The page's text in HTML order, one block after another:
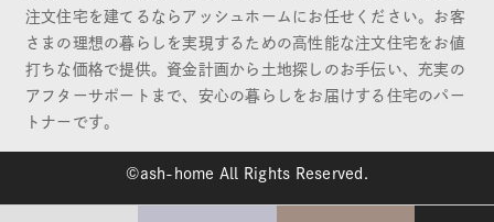
注文住宅を建てるならアッシュホームにお任せください。お客
さまの理想の暮らしを実現するための高性能な注文住宅をお値
打ちな価格で提供。資金計画から土地探しのお手伝い、充実の
アフターサポートまで、安心の暮らしをお届けする住宅のパー
トナーです。
©ash-home All Rights Reserved.